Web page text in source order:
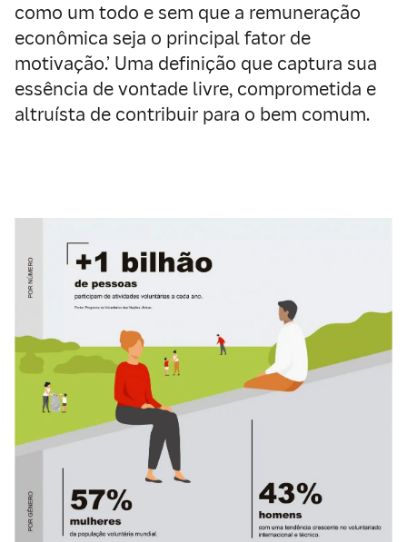
como um todo e sem que a remuneração
econômica seja o principal fator de
motivação.’ Uma definição que captura sua
essência de vontade livre, comprometida e
altruísta de contribuir para o bem comum.